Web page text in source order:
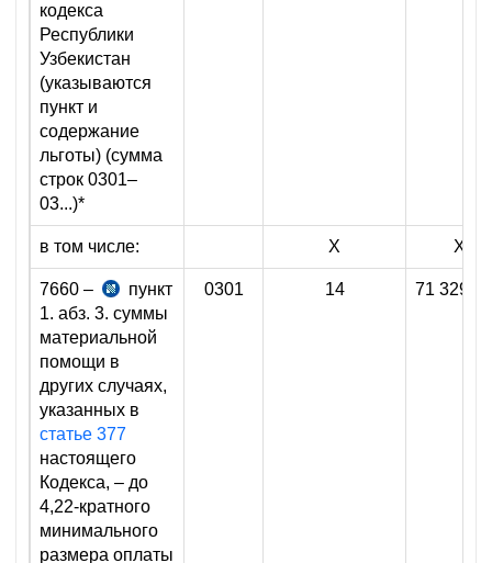
кодекса
Республики
Узбекистан
(указываются
пункт и
содержание
льготы) (сумма
строк 0301–
03...)*
в том числе: X X
7660 –
ст.378
НК
пункт
1. абз. 3. суммы
материальной
помощи в
других случаях,
указанных в
статье 377
настоящего
Кодекса, – до
4,22-кратного
минимального
размера оплаты
0301 14 71 329